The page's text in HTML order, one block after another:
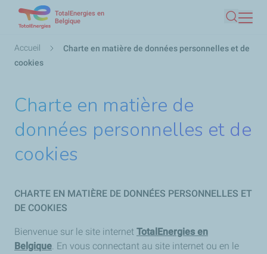
contenu
TotalEnergies en
Belgique
Fil
d'Ariane
Accueil
Charte en matière de données personnelles et de
cookies
Charte en matière de
données personnelles et de
cookies
CHARTE EN MATIÈRE DE DONNÉES PERSONNELLES ET
DE COOKIES
Bienvenue sur le site internet TotalEnergies en
Belgique. En vous connectant au site internet ou en le